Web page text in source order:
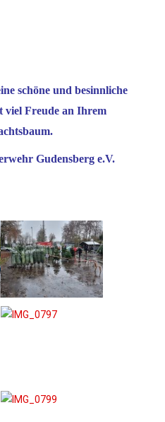
schöne und besinnliche
viel Freude an Ihrem
Gudensberg e.V.